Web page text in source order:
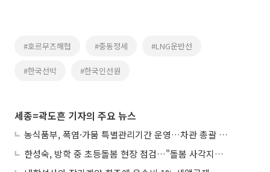
#호르무즈해협 #중동정세 #LNG운반선
#한국선박 #한국인선원
세종=곽도흔 기자의 주요 뉴스
농식품부, 폭염·가뭄 특별관리기간 운영…차관 총괄 대응체계 격상
한성숙, 방학 중 초등돌봄 현장 점검…"돌봄 사각지대 없애야"